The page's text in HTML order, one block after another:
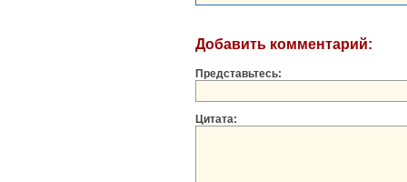
Добавить комментарий:
Представьтесь:
Цитата: